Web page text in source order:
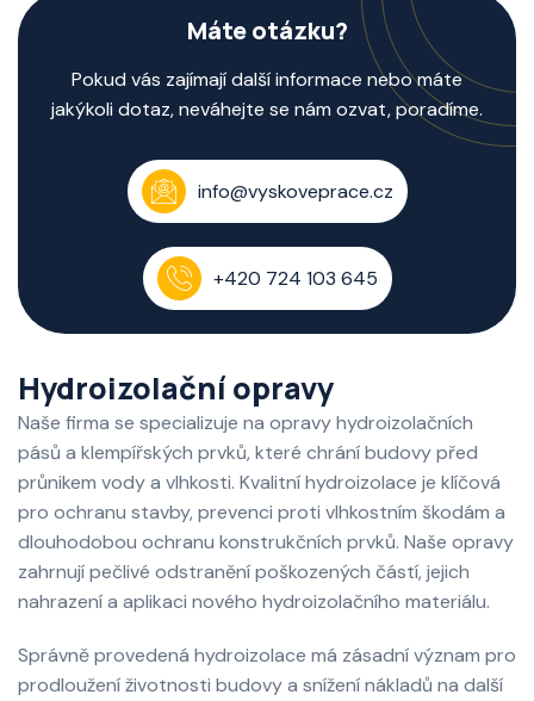
Máte otázku?
Pokud vás zajímají další informace nebo máte
jakýkoli dotaz, neváhejte se nám ozvat, poradíme.
info@vyskoveprace.cz
+420 724 103 645
Hydroizolační opravy
Naše firma se specializuje na opravy hydroizolačních
pásů a klempířských prvků, které chrání budovy před
průnikem vody a vlhkosti. Kvalitní hydroizolace je klíčová
pro ochranu stavby, prevenci proti vlhkostním škodám a
dlouhodobou ochranu konstrukčních prvků. Naše opravy
zahrnují pečlivé odstranění poškozených částí, jejich
nahrazení a aplikaci nového hydroizolačního materiálu.
Správně provedená hydroizolace má zásadní význam pro
prodloužení životnosti budovy a snížení nákladů na další